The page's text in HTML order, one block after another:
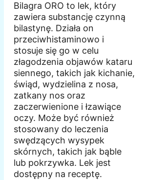
Bilagra ORO to lek, który
zawiera substancję czynną
bilastynę. Działa on
przeciwhistaminowo i
stosuje się go w celu
złagodzenia objawów kataru
siennego, takich jak kichanie,
świąd, wydzielina z nosa,
zatkany nos oraz
zaczerwienione i łzawiące
oczy. Może być również
stosowany do leczenia
swędzących wysypek
skórnych, takich jak bąble
lub pokrzywka. Lek jest
dostępny na receptę.